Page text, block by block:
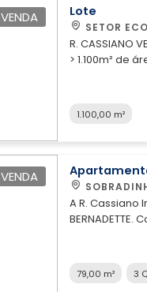
VENDA Lote
SETOR
R. CASSIANO
> 1.100m² de área
1.100,00 m²
VENDA
A R. Cassiano
tempo em
conveniência
79,00 m² 3